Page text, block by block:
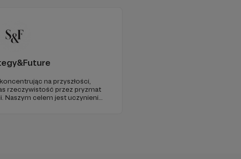
na przyszłości,
rzeczywistość przez pryzmat
Naszym celem jest uczynienie